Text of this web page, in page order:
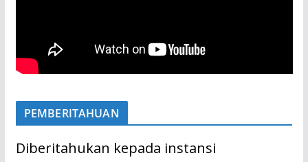
PEMBERITAHUAN
Diberitahukan kepada instansi